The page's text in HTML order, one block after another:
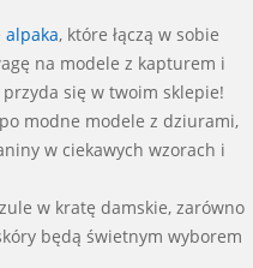
alpaka, które łączą w sobie
na modele z kapturem i
przyda się w twoim sklepie!
modne modele z dziurami,
w ciekawych wzorach i
w kratę damskie, zarówno
będą świetnym wyborem